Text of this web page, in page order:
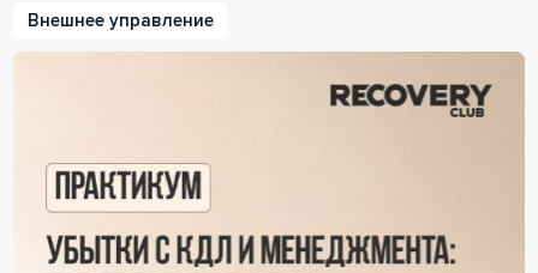
Внешнее управление